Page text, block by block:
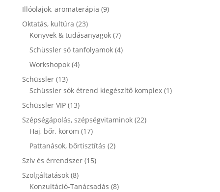
termék
Illóolajok, aromaterápia 99
Oktatás, kultúra 2323
termék
Könyvek & tudásanyagok 77
termék
Schüssler só tanfolyamok 44
Workshopok 44
Schüssler 1313
termék
Schüssler sók étrend kiegészítő komplex 11
Schüssler VIP 1313
termék
Szépségápolás, szépségvitaminok 2222
Haj, bőr, köröm 1717
termék
Pattanások, bőrtisztítás 22
Szív és érrendszer 1515
Szolgáltatások 88
termék
Konzultáció-Tanácsadás 88